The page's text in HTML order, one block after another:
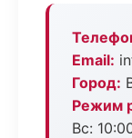
Email:
Город:
Режим
Вс: